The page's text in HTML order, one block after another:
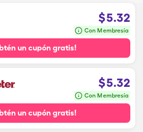
$5.32
Con Membresía
un cupón gratis!
$5.32
Con Membresía
un cupón gratis!